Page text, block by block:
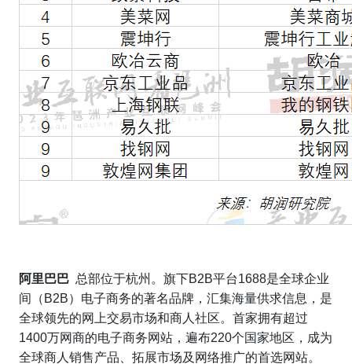
阿里巴巴 总部位于杭州。旗下B2B平台1688是全球企业
间（ B2B）电子商务的著名品牌，汇集海量供求信息，是
全球领先的网上交易市场和商人社区。首家拥有超过
1400万网商的电子商务网站，遍布220个国家地区，成为
全球商人销售产品、拓展市场及网络推广的首选网站。